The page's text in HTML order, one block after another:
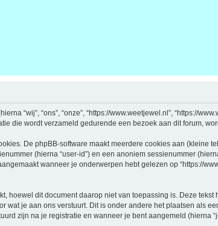
“wij”, “ons”, “onze”, “https://www.weetjewel.nl”, “https://
die wordt verzameld gedurende een bezoek aan dit forum,
De phpBB-software maakt meerdere cookies aan (kleine
(hierna “user-id”) en een anoniem sessienummer
wanneer je onderwerpen hebt gelezen op “https://
hoewel dit document daarop niet van toepassing is. Deze tekst
je aan ons verstuurt. Dit is onder andere het plaatsen als
zijn na je registratie en wanneer je bent aangemeld (hierna